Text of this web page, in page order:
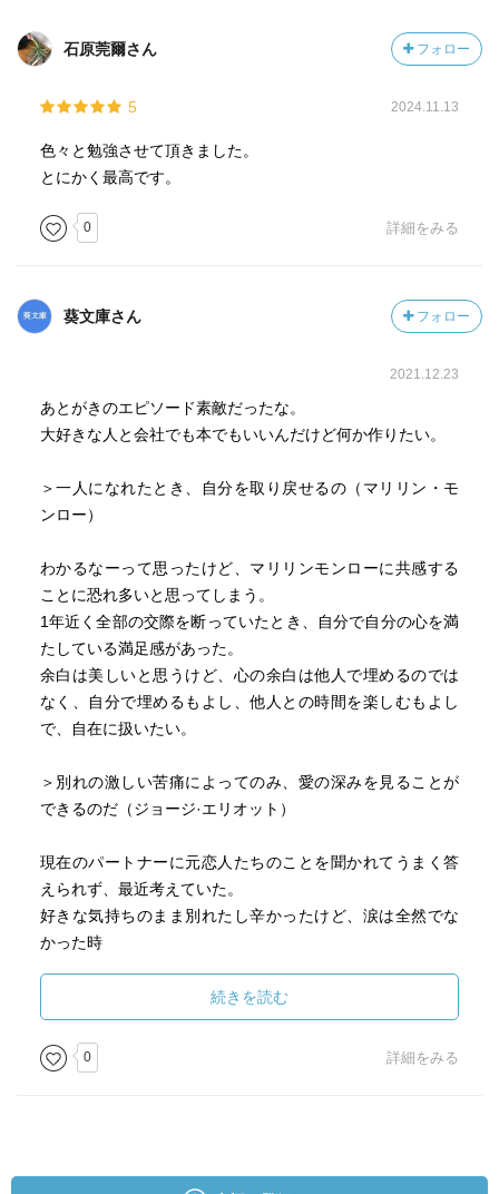
・問題が起きたり、試練に遭遇したとき「そうきた
か・・・」と言ってみる。問題をゲームの攻略のようにお
・「傷つけられた」のではなくて「自分で傷つくことを選
んだ」のです（ｐ６５）
・やるだけやってみたら？ダメならやめたらいいし（ｐ６
６）
・あなたの嫌な感情は自分で選んでいる（ｐ７１）
たことをしている、または変わった考えを持っている少数
派なのです（ｐ７７）
・何かを得たいと思ったら、何よりも行動が大切なのです
・偉業を成し遂げ、何か大きなことを達成している人は、
人よりも多く行動し、継続してきたからこそ、成功を手に
しています（ｐ９９）
・野心、野望、大いに結構。何かを掴みたいなら 人より
も、動く！努力する！コツコツ続ける！これしかないので
・強運な人のほとんどは「私は運がいい！」と心から信じ
・サボれば、さびる（ｐ１１４）
・あなたがどんな人なのかを決められるのは、あなた自身
・美しくなりたかったら、内外ともに自分を直視して、改
善していけばいいのです。それが美意識なのです（ｐ１３
１）
・「他の人を励ます」「元気づける」「癒す」は、結局自
石原莞爾さん フォロー
5 2024.11.13
色々と勉強させて頂きました。
とにかく最高です。
0 詳細をみる
葵文庫さん フォロー
2021.12.23
あとがきのエピソード素敵だったな。
大好きな人と会社でも本でもいいんだけど何か作りたい。
＞一人になれたとき、自分を取り戻せるの（マリリン・モ
ンロー）
わかるなーって思ったけど、マリリンモンローに共感する
ことに恐れ多いと思ってしまう。
1年近く全部の交際を断っていたとき、自分で自分の心を満
たしている満足感があった。
余白は美しいと思うけど、心の余白は他人で埋めるのでは
なく、自分で埋めるもよし、他人との時間を楽しむもよし
で、自在に扱いたい。
＞別れの激しい苦痛によってのみ、愛の深みを見ることが
できるのだ（ジョージ·エリオット）
現在のパートナーに元恋人たちのことを聞かれてうまく答
えられず、最近考えていた。
好きな気持ちのまま別れたし辛かったけど、涙は全然でな
かった時
涙の有無がすべてではないけれど、圧倒的な感情の違いが
あって。
続きを読む
0 詳細をみる